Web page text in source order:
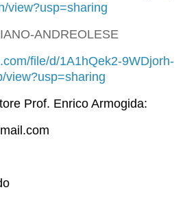
view?usp=sharing
ANDREOLESE
file/d/1A1hQek2-9WDjorh-
view?usp=sharing
Prof. Enrico Armogida: